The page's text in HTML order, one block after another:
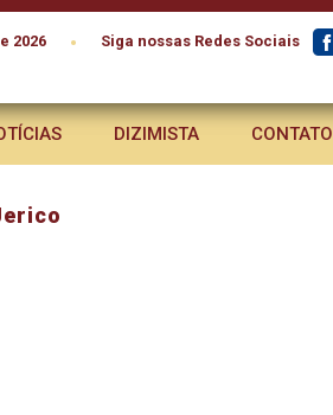
2026 • Siga nossas Redes Sociais
DIZIMISTA CONTATO